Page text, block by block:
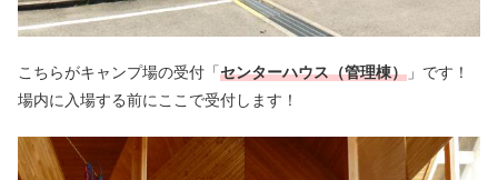
こちらがキャンプ場の受付「センターハウス（管理棟） 」です！
場内に入場する前にここで受付します！